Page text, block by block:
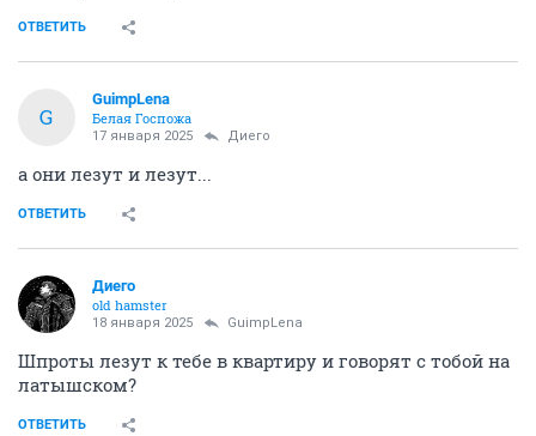
ОТВЕТИТЬ
G
GuimpLena
Белая Госпожа
17 января 2025 Диего
а они лезут и лезут...
ОТВЕТИТЬ
Диего
old hamster
18 января 2025 GuimpLena
Шпроты лезут к тебе в квартиру и говорят с тобой на
латышском?
ОТВЕТИТЬ